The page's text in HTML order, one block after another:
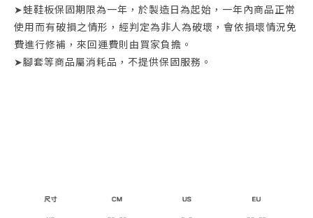
➤蛙鞋板保固期限為一年，於製造日為起始，一年內商品正常
使用而有破損之情形，經判定為非人為破壞，會依損壞情況免
費進行修補，來回運費則由買家負擔。
➤腳套等商品屬消耗品，不提供保固服務。